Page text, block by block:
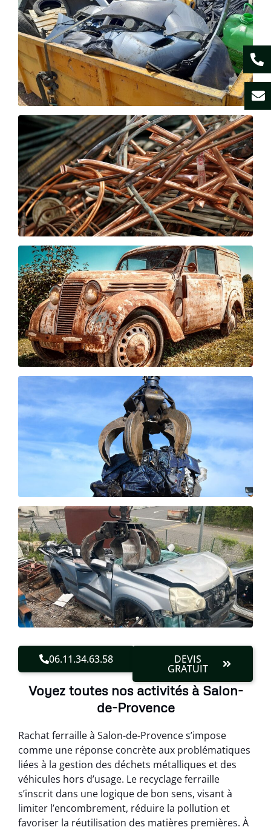
06.11.34.63.58 DEVIS
GRATUIT
Voyez toutes nos activités à Salon-
de-Provence
Rachat ferraille à Salon-de-Provence s’impose
comme une réponse concrète aux problématiques
liées à la gestion des déchets métalliques et des
véhicules hors d’usage. Le recyclage ferraille
s’inscrit dans une logique de bon sens, visant à
limiter l’encombrement, réduire la pollution et
favoriser la réutilisation des matières premières. À